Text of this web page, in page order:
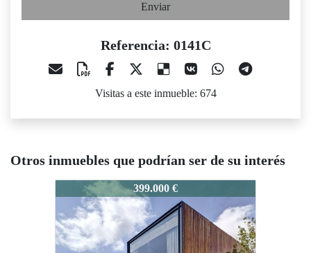
Enviar
Referencia: 0141C
Visitas a este inmueble: 674
Otros inmuebles que podrían ser de su interés
399.000 €
0141C 389.000 €